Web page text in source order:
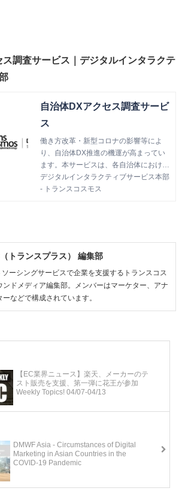
ス調査サービス｜デジタルインタラクテ
自治体DXアクセス調査サービ
ス
働き方改革・新型コロナの影響等によ
り、自治体DX推進の機運が高まってい
ます。本サービスは、各自治体における
DX推進度を診断し、正しいDX推進を支
援します。
デジタルインタラクティブサービス本部
- トランスコスモス
トランスプラス） 編集部
ソーシングサービスで企業を支援するトランスコス
ンドメディア編集部。メンバーはマーケター、アナ
などで構成されています。
【EC業界ニュース】楽天、メーカーのテ
スト販売を支援、第一弾に花王が参加
Weekly Topics! 04/07-04/13
DMWF Asia - Circumstances of Digital
Marketing in Asian Countries in the
COVID-19 Pandemic